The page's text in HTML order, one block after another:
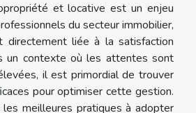
et locative est un enjeu
du secteur immobilier,
liée à la satisfaction
un contexte où les attentes sont
il est primordial de trouver
pour optimiser cette gestion.
meilleures pratiques à adopter